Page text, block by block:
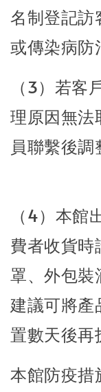
名制登記
或傳染病防
（3）若客
理原因無法
員聯繫後調
（4）本館
費者收貨時
罩、外包裝
建議可將
置數天後再
本館防疫措